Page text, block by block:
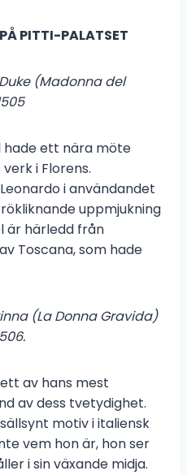
PITTI-PALATSET
(Madonna del
hade ett nära möte
i Florens.
i användandet
uppmjukning
är härledd från
Toscana, som hade
(La Donna Gravida)
av hans mest
av dess tvetydighet.
motiv i italiensk
vem hon är, hon ser
i sin växande midja.